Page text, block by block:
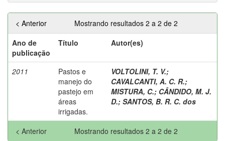
Mostrando resultados 2 a 2 de 2
< Anterior
Ano de
publicação
Título Autor(es)
2011
Pastos e
manejo do
pastejo em
áreas
irrigadas.
VOLTOLINI, T. V.;
CAVALCANTI, A. C. R.;
MISTURA, C.; CÂNDIDO, M. J.
D.; SANTOS, B. R. C. dos
Mostrando resultados 2 a 2 de 2
< Anterior